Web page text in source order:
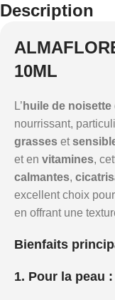
Description
10ML
L’ huile de noisette
nourrissant,
grasses et
et en vitamines,
calmantes,
excellent choix
en offrant une
Bienfaits
1. Pour la peau :